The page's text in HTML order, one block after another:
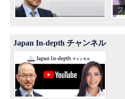
Japan In-depth チャンネル